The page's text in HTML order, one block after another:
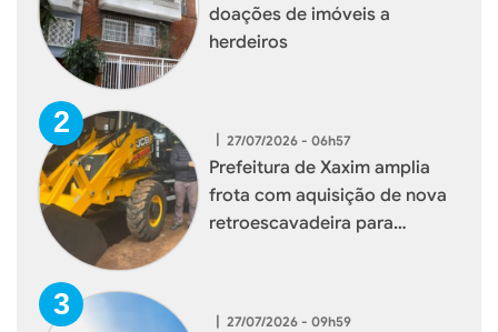
doações de imóveis a
herdeiros
| 27/07/2026 - 06h57
Prefeitura de Xaxim amplia
frota com aquisição de nova
retroescavadeira para
| 27/07/2026 - 09h59